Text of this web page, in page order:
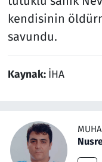
kendisinin
savundu.
Kaynak: İHA